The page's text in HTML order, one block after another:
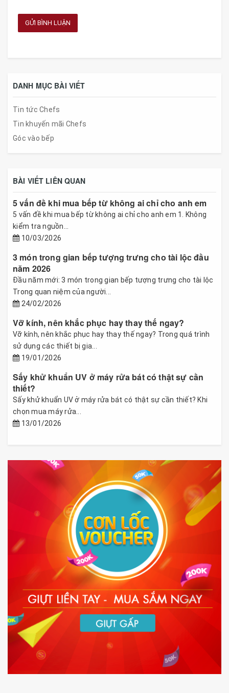
GỬI BÌNH LUẬN
DANH MỤC BÀI VIẾT
Tin tức Chefs
Tin khuyến mãi Chefs
Góc vào bếp
BÀI VIẾT LIÊN QUAN
5 vấn đề khi mua bếp từ không ai chỉ cho anh em
5 vấn đề khi mua bếp từ không ai chỉ cho anh em 1. Không
kiểm tra nguồn...
10/03/2026
3 món trong gian bếp tượng trưng cho tài lộc đầu
năm 2026
Đầu năm mới: 3 món trong gian bếp tượng trưng cho tài lộc
Trong quan niệm của người...
24/02/2026
Vỡ kính, nên khắc phục hay thay thế ngay?
Vỡ kính, nên khắc phục hay thay thế ngay? Trong quá trình
sử dụng các thiết bị gia...
19/01/2026
Sấy khử khuẩn UV ở máy rửa bát có thật sự cần
thiết?
Sấy khử khuẩn UV ở máy rửa bát có thật sự cần thiết? Khi
chọn mua máy rửa...
13/01/2026